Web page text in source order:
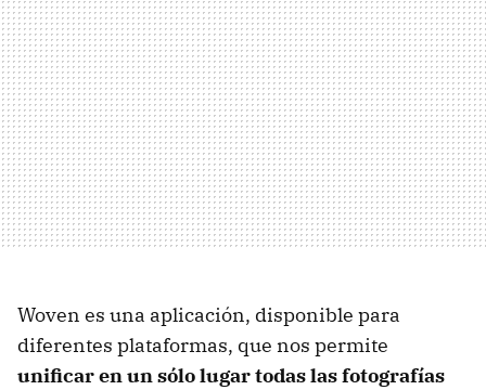
Woven es una aplicación, disponible para
diferentes plataformas, que nos permite
unificar en un sólo lugar todas las fotografías